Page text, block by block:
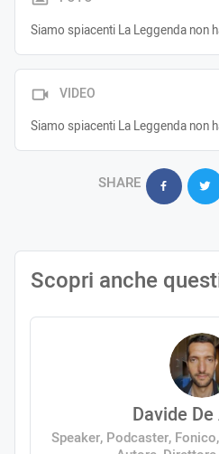
Siamo spiacenti La Leggenda non
VIDEO
Siamo spiacenti La Leggenda non
SHARE
Scopri anche
Davide
Speaker, Podcaster,